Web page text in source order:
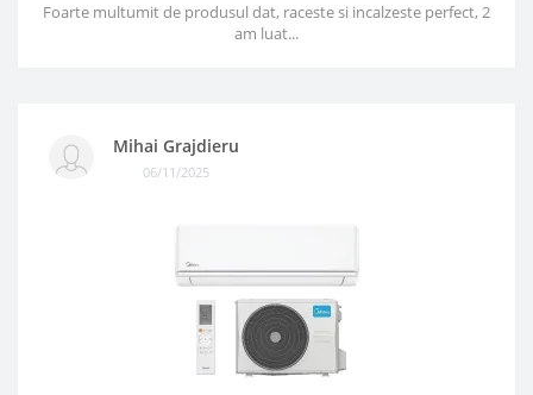
Foarte multumit de produsul dat, raceste si incalzeste perfect, 2
am luat...
Mihai Grajdieru
06/11/2025